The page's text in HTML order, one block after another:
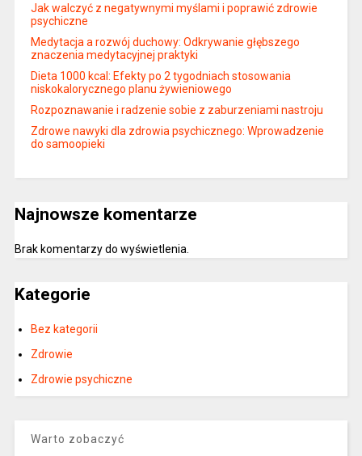
Jak walczyć z negatywnymi myślami i poprawić zdrowie
psychiczne
Medytacja a rozwój duchowy: Odkrywanie głębszego
znaczenia medytacyjnej praktyki
Dieta 1000 kcal: Efekty po 2 tygodniach stosowania
niskokalorycznego planu żywieniowego
Rozpoznawanie i radzenie sobie z zaburzeniami nastroju
Zdrowe nawyki dla zdrowia psychicznego: Wprowadzenie
do samoopieki
Najnowsze komentarze
Brak komentarzy do wyświetlenia.
Kategorie
Bez kategorii
Zdrowie
Zdrowie psychiczne
Warto zobaczyć